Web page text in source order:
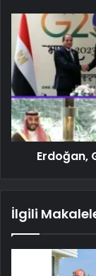
Erdoğan,
İlgili